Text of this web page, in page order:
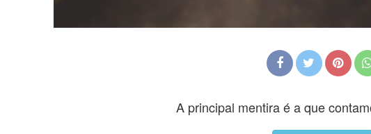
A principal mentira é a que